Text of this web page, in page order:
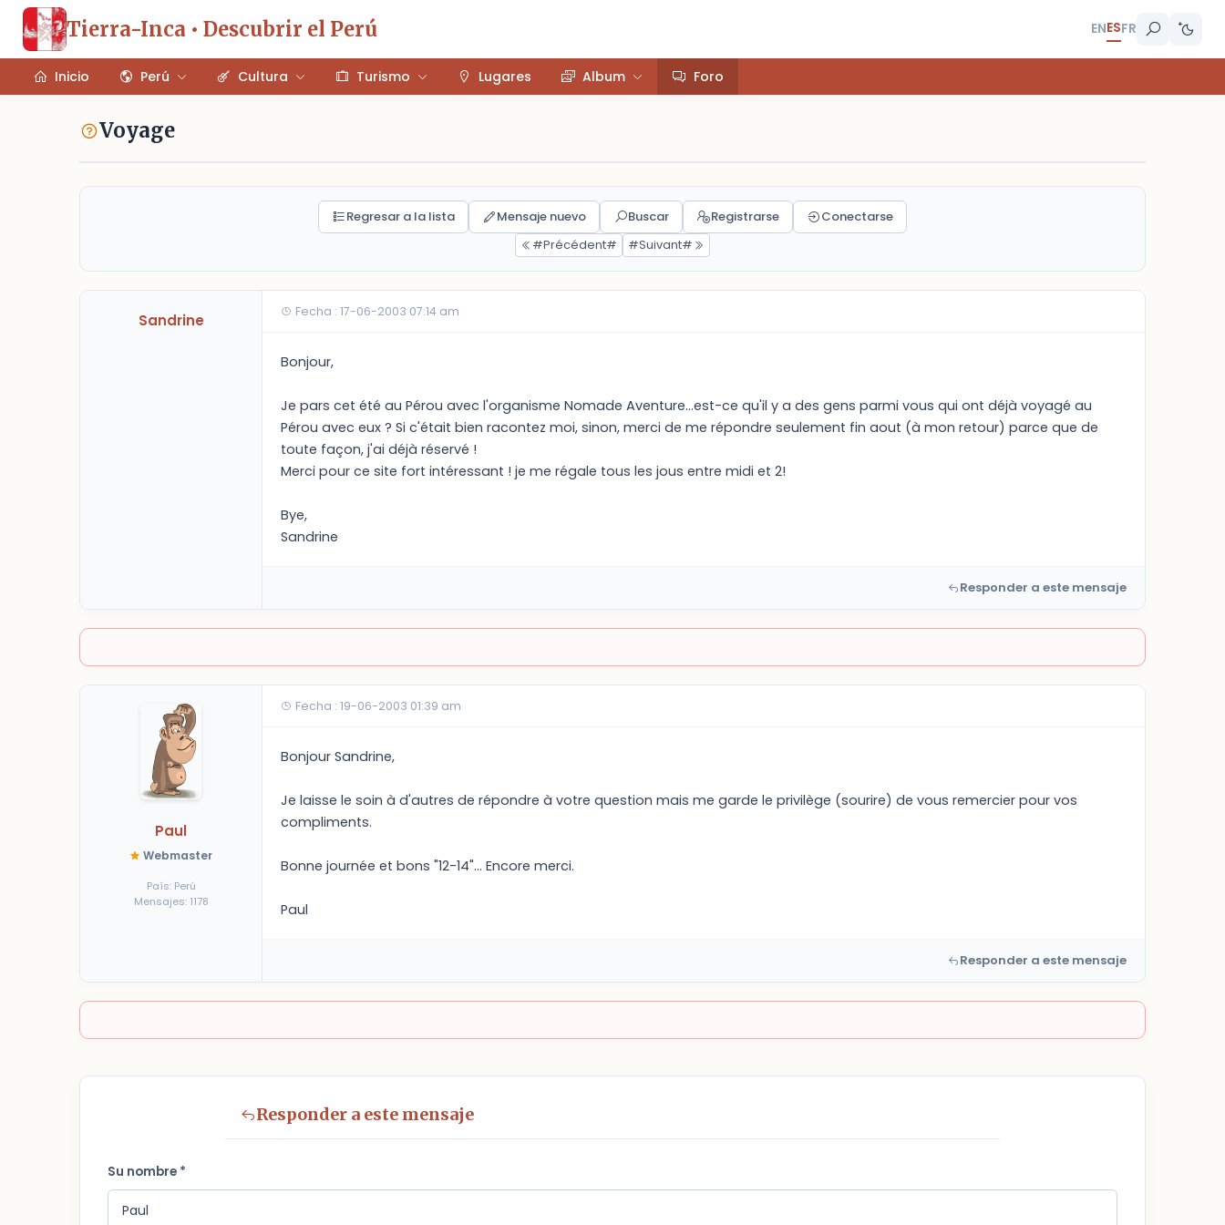
Tierra-Inca • Descubrir el Perú ENESFR
Inicio Perú Cultura Turismo Lugares Album Foro
Voyage
Regresar a la lista Mensaje nuevo Buscar Registrarse
Conectarse
#Précédent#
#Suivant#
Sandrine Fecha : 17-06-2003 07:14 am
Bonjour,
Je pars cet été au Pérou avec l'organisme Nomade Aventure...est-ce qu'il y a des gens parmi vous qui ont déjà voyagé au
Pérou avec eux ? Si c'était bien racontez moi, sinon, merci de me répondre seulement fin aout (à mon retour) parce que de
toute façon, j'ai déjà réservé !
Merci pour ce site fort intéressant ! je me régale tous les jous entre midi et 2!
Bye,
Sandrine
Responder a este mensaje
Paul
Webmaster
País: Perú
Mensajes: 1178
Fecha : 19-06-2003 01:39 am
Bonjour Sandrine,
Je laisse le soin à d'autres de répondre à votre question mais me garde le privilège (sourire) de vous remercier pour vos
compliments.
Bonne journée et bons "12-14"... Encore merci.
Paul
Responder a este mensaje
Responder a este mensaje
Su nombre *